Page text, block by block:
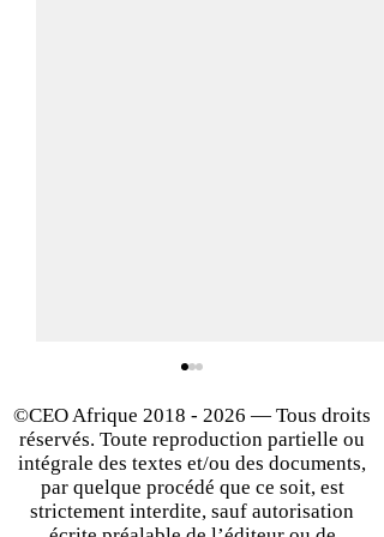
©CEO Afrique 2018 - 2026 — Tous droits
réservés. Toute reproduction partielle ou
intégrale des textes et/ou des documents,
par quelque procédé que ce soit, est
strictement interdite, sauf autorisation